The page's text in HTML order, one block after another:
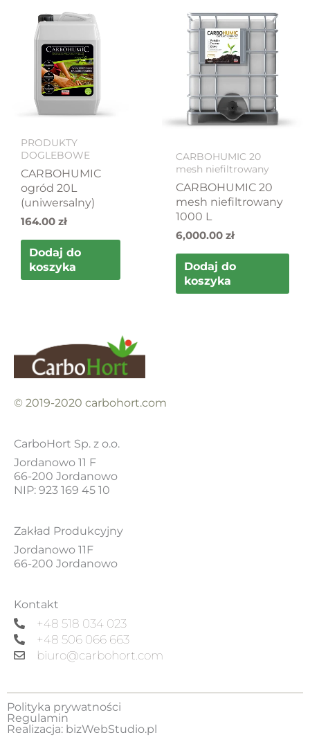
PRODUKTY
DOGLEBOWE
CARBOHUMIC
ogród 20L
(uniwersalny)
164.00 zł
Dodaj do
koszyka
CARBOHUMIC 20
mesh niefiltrowany
CARBOHUMIC 20
mesh niefiltrowany
1000 L
6,000.00 zł
Dodaj do
koszyka
© 2019-2020 carbohort.com
CarboHort Sp. z o.o.
Jordanowo 11 F
66-200 Jordanowo
NIP: 923 169 45 10
Zakład Produkcyjny
Jordanowo 11F
66-200 Jordanowo
Kontakt
+48 518 034 023
+48 506 066 663
biuro@carbohort.com
Polityka prywatności
Regulamin
Realizacja: bizWebStudio.pl